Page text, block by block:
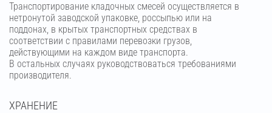
Транспортирование кладочных смесей осуществляется в
нетронутой заводской упаковке, россыпью или на
поддонах, в крытых транспортных средствах в
соответствии с правилами перевозки грузов,
действующими на каждом виде транспорта.
В остальных случаях руководствоваться требованиями
производителя.
ХРАНЕНИЕ